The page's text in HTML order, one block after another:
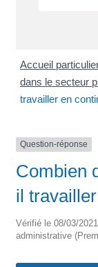
Accueil
dans le secteur
travailler en
Question-réponse
Combien
il
Vérifié le 08/03/
administrative